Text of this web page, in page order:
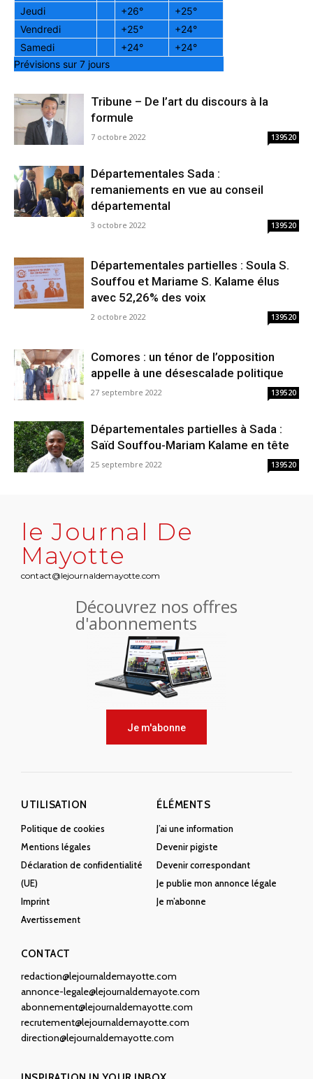
Jeudi
+26° +25°
Vendredi
+25° +24°
Samedi
+24° +24°
Prévisions sur 7 jours
Tribune – De l’art du discours à la
formule
7 octobre 2022 139520
Départementales Sada :
remaniements en vue au conseil
départemental
3 octobre 2022 139520
Départementales partielles : Soula S.
Souffou et Mariame S. Kalame élus
avec 52,26% des voix
2 octobre 2022 139520
Comores : un ténor de l’opposition
appelle à une désescalade politique
27 septembre 2022 139520
Départementales partielles à Sada :
Saïd Souffou-Mariam Kalame en tête
25 septembre 2022 139520
le Journal De
Mayotte
contact@lejournaldemayotte.com
Découvrez nos offres
d'abonnements
Je m'abonne
UTILISATION
Politique de cookies
Mentions légales
Déclaration de confidentialité
(UE)
Imprint
Avertissement
ÉLÉMENTS
J’ai une information
Devenir pigiste
Devenir correspondant
Je publie mon annonce légale
Je m’abonne
CONTACT
redaction@lejournaldemayotte.com
annonce-legale@lejournaldemayote.com
abonnement@lejournaldemayotte.com
recrutement@lejournaldemayotte.com
direction@lejournaldemayotte.com